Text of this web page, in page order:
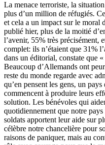
La menace terroriste, la
plus d’un million de réfugiés.
et cela a un impact sur le moral
publié hier, plus de la moitié
l’avenir, 55% très précisément,
complet: ils n’étaient que 31%
dans un éditorial, constate que
Beaucoup d’Allemands ont
reste du monde regarde avec
qu’en pensent les gens, un
commencent à produire leurs
solution. Les bénévoles qui
quotidiennement que notre
soldats apportent leur aide sur
célèbre notre chancelière pour
raisons de paniquer, mais au